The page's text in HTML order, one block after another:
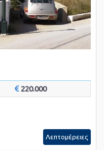
220.000
Λεπτομέρειες